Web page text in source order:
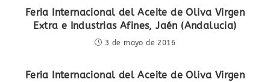
Feria Internacional del Aceite de Oliva Virgen
Extra e Industrias Afines, Jaén (Andalucia)
3 de mayo de 2016
Feria Internacional del Aceite de Oliva Virgen